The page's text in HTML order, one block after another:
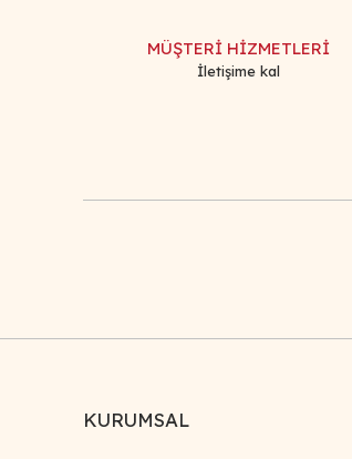
Ürün fiyatı diğer sitelerden daha
MÜŞTERİ HİZMETLERİ
İletişime kal
KURUMSAL